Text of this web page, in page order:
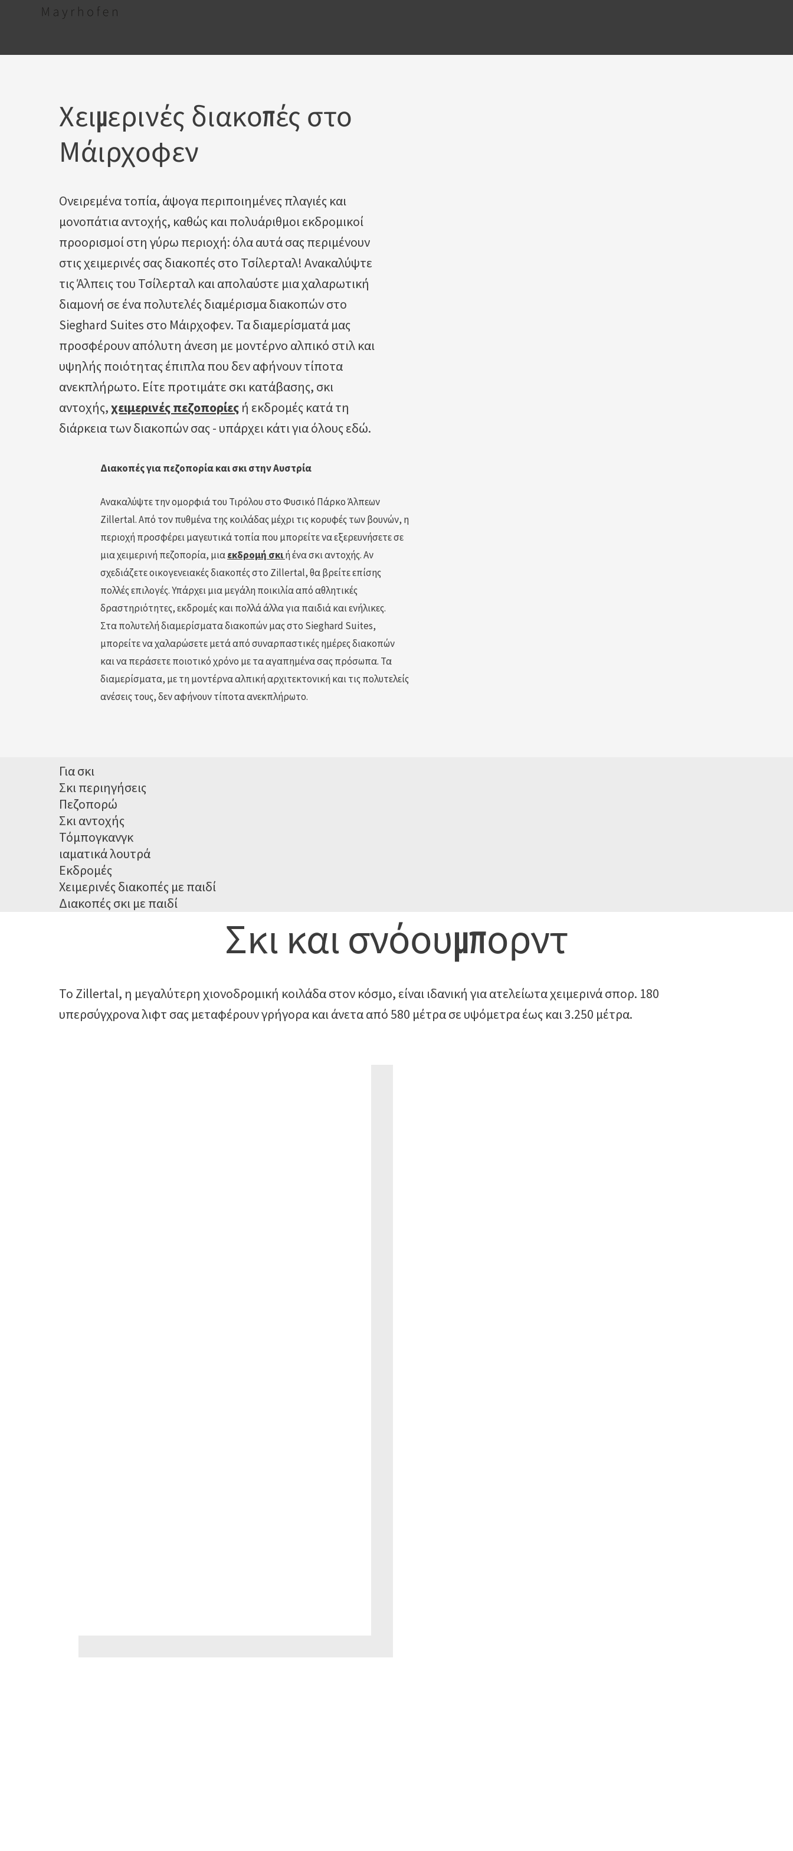
Χειμερινές διακοπές στο
Μάιρχοφεν
Ονειρεμένα τοπία, άψογα περιποιημένες πλαγιές και
μονοπάτια αντοχής, καθώς και πολυάριθμοι εκδρομικοί
προορισμοί στη γύρω περιοχή: όλα αυτά σας περιμένουν
στις χειμερινές σας διακοπές στο Τσίλερταλ! Ανακαλύψτε
τις Άλπεις του Τσίλερταλ και απολαύστε μια χαλαρωτική
διαμονή σε ένα πολυτελές διαμέρισμα διακοπών στο
Sieghard Suites στο Μάιρχοφεν. Τα διαμερίσματά μας
προσφέρουν απόλυτη άνεση με μοντέρνο αλπικό στιλ και
υψηλής ποιότητας έπιπλα που δεν αφήνουν τίποτα
ανεκπλήρωτο. Είτε προτιμάτε σκι κατάβασης, σκι
αντοχής,χειμερινές πεζοπορίες ή εκδρομές κατά τη
διάρκεια των διακοπών σας - υπάρχει κάτι για όλους εδώ.
Διακοπές για πεζοπορία και σκι στην Αυστρία
Ανακαλύψτε την ομορφιά του Τιρόλου στο Φυσικό Πάρκο Άλπεων
Zillertal. Από τον πυθμένα της κοιλάδας μέχρι τις κορυφές των βουνών, η
περιοχή προσφέρει μαγευτικά τοπία που μπορείτε να εξερευνήσετε σε
μια χειμερινή πεζοπορία, μιαεκδρομή σκιή ένα σκι αντοχής. Αν
σχεδιάζετε οικογενειακές διακοπές στο Zillertal, θα βρείτε επίσης
πολλές επιλογές. Υπάρχει μια μεγάλη ποικιλία από αθλητικές
δραστηριότητες, εκδρομές και πολλά άλλα για παιδιά και ενήλικες.
Στα πολυτελή διαμερίσματα διακοπών μας στο Sieghard Suites,
μπορείτε να χαλαρώσετε μετά από συναρπαστικές ημέρες διακοπών
και να περάσετε ποιοτικό χρόνο με τα αγαπημένα σας πρόσωπα. Τα
διαμερίσματα, με τη μοντέρνα αλπική αρχιτεκτονική και τις πολυτελείς
ανέσεις τους, δεν αφήνουν τίποτα ανεκπλήρωτο.
Για σκι
Σκι περιηγήσεις
Πεζοπορώ
Σκι αντοχής
Τόμπογκανγκ
ιαματικά λουτρά
Εκδρομές
Χειμερινές διακοπές με παιδί
Διακοπές σκι με παιδί
Σκι και σνόουμπορντ
Το Zillertal, η μεγαλύτερη χιονοδρομική κοιλάδα στον κόσμο, είναι ιδανική για ατελείωτα χειμερινά σπορ. 180
υπερσύγχρονα λιφτ σας μεταφέρουν γρήγορα και άνετα από 580 μέτρα σε υψόμετρα έως και 3.250 μέτρα.